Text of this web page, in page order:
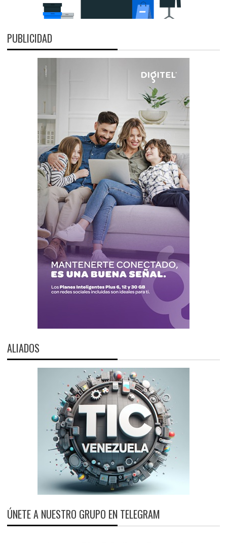
PUBLICIDAD
ALIADOS
ÚNETE A NUESTRO GRUPO EN TELEGRAM